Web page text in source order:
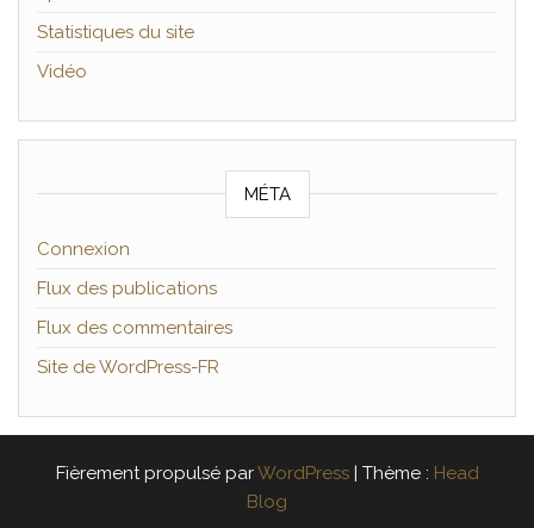
Statistiques du site
Vidéo
MÉTA
Connexion
Flux des publications
Flux des commentaires
Site de WordPress-FR
Fièrement propulsé parWordPress | Thème : Head
Blog